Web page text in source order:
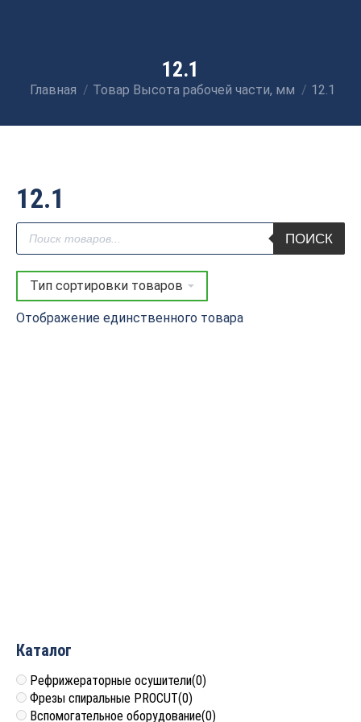
12.1
Вы здесь:
Главная Товар Высота рабочей части, мм 12.1
12.1
Поиск
товаров
ПОИСК
Отображение единственного товара
Каталог
Рефрижераторные осушители(0)
Фрезы спиральные PROCUT(0)
Вспомогательное оборудование(0)